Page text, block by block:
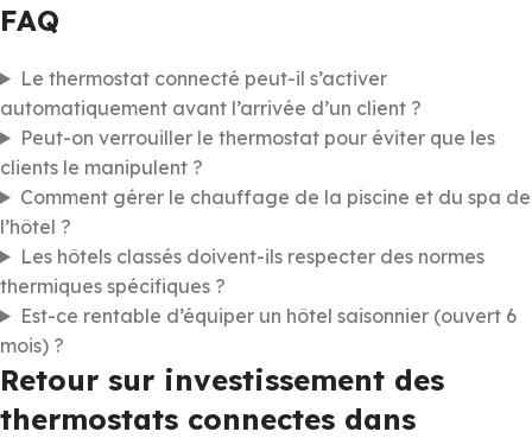
FAQ
Le thermostat connecté peut-il s’activer
automatiquement avant l’arrivée d’un client ?
Peut-on verrouiller le thermostat pour éviter que les
clients le manipulent ?
Comment gérer le chauffage de la piscine et du spa de
l’hôtel ?
Les hôtels classés doivent-ils respecter des normes
thermiques spécifiques ?
Est-ce rentable d’équiper un hôtel saisonnier (ouvert 6
mois) ?
Retour sur investissement des
thermostats connectes dans